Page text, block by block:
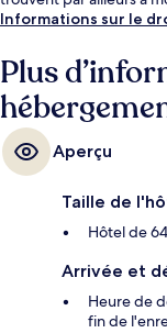
aiment le fait que les
Station Noviciado, à 5
Informations sur le
Plus
Aperçu
Taille de
Hôtel de
Arrivée et
Heure de
fin de